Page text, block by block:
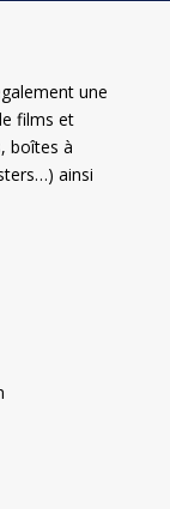
une
films et
boîtes à
ainsi